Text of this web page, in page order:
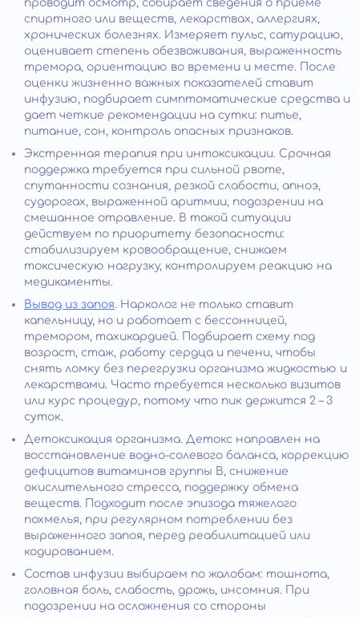
проводит осмотр, собирает сведения о приеме
спиртного или веществ, лекарствах, аллергиях,
хронических болезнях. Измеряет пульс, сатурацию,
оценивает степень обезвоживания, выраженность
тремора, ориентацию во времени и месте. После
оценки жизненно важных показателей ставит
инфузию, подбирает симптоматические средства и
дает четкие рекомендации на сутки: питье,
питание, сон, контроль опасных признаков.
Экстренная терапия при интоксикации. Срочная
поддержка требуется при сильной рвоте,
спутанности сознания, резкой слабости, апноэ,
судорогах, выраженной аритмии, подозрении на
смешанное отравление. В такой ситуации
действуем по приоритету безопасности:
стабилизируем кровообращение, снижаем
токсическую нагрузку, контролируем реакцию на
медикаменты.
Вывод из запоя. Нарколог не только ставит
капельницу, но и работает с бессонницей,
тремором, тахикардией. Подбирает схему под
возраст, стаж, работу сердца и печени, чтобы
снять ломку без перегрузки организма жидкостью и
лекарствами. Часто требуется несколько визитов
или курс процедур, потому что пик держится 2 – 3
суток.
Детоксикация организма. Детокс направлен на
восстановление водно-солевого баланса, коррекцию
дефицитов витаминов группы B, снижение
окислительного стресса, поддержку обмена
веществ. Подходит после эпизода тяжелого
похмелья, при регулярном потреблении без
выраженного запоя, перед реабилитацией или
кодированием.
Состав инфузии выбираем по жалобам: тошнота,
головная боль, слабость, дрожь, инсомния. При
подозрении на осложнения со стороны